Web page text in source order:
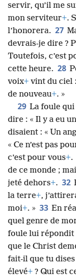
servir, qu’il me
mon serviteur+.
l’honorera. 27
devrais-je dire ?
Toutefois, c’est
cette heure. 28
voix+ vint du ciel
de nouveau+. »
29 La foule
dire : « Il y a eu
disaient : « Un
« Ce n’est pas
c’est pour vous+.
de ce monde ;
jeté dehors+. 32
la terre+,
moi+. » 33 En
quel genre de
foule lui répondit
que le Christ
fait-il que tu
élevé+ ? Qui est